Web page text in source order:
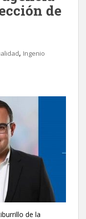
de
, Ingenio
de la